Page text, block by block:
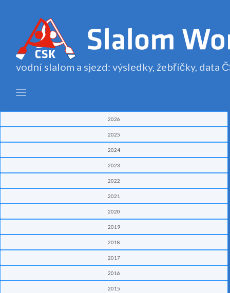
vodní slalom a sjezd: výsledky, žebříčky, data
2026
2025
2024
2023
2022
2021
2020
2019
2018
2017
2016
2015